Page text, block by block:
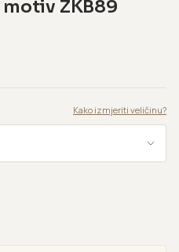
ZKB89
Kako izmjeriti veličinu?